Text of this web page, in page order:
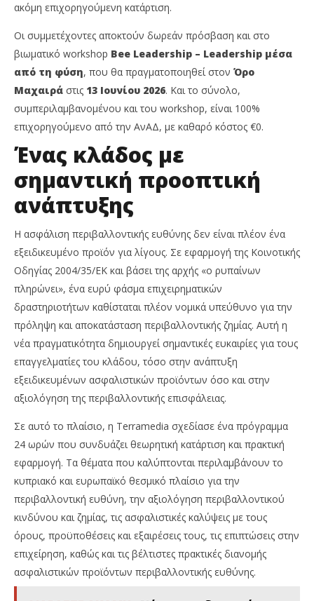
NOW VIEWING
Μοναδική Ευκαιρία από την Terramedia –
Ασφάλιση Περιβαλλοντικής Ευθύνης και Bee
Leadership: Ένα πρόγραμμα που συνδυάζει
εξειδίκευση με ηγεσία
8
Μαΐου,
2026
Cyprus
Insurance
News
Team
ακόμη επιχορηγούμενη κατάρτιση.
Οι συμμετέχοντες αποκτούν δωρεάν πρόσβαση και στο
βιωματικό workshop Bee Leadership – Leadership μέσα
από τη φύση, που θα πραγματοποιηθεί στον Όρο
Μαχαιρά στις 13 Ιουνίου 2026. Και το σύνολο,
συμπεριλαμβανομένου και του workshop, είναι 100%
επιχορηγούμενο από την ΑνΑΔ, με καθαρό κόστος €0.
Ένας κλάδος με
σημαντική προοπτική
ανάπτυξης
Η ασφάλιση περιβαλλοντικής ευθύνης δεν είναι πλέον ένα
εξειδικευμένο προϊόν για λίγους. Σε εφαρμογή της Κοινοτικής
Οδηγίας 2004/35/ΕΚ και βάσει της αρχής «ο ρυπαίνων
πληρώνει», ένα ευρύ φάσμα επιχειρηματικών
δραστηριοτήτων καθίσταται πλέον νομικά υπεύθυνο για την
πρόληψη και αποκατάσταση περιβαλλοντικής ζημίας. Αυτή η
νέα πραγματικότητα δημιουργεί σημαντικές ευκαιρίες για τους
επαγγελματίες του κλάδου, τόσο στην ανάπτυξη
εξειδικευμένων ασφαλιστικών προϊόντων όσο και στην
αξιολόγηση της περιβαλλοντικής επισφάλειας.
Σε αυτό το πλαίσιο, η Terramedia σχεδίασε ένα πρόγραμμα
24 ωρών που συνδυάζει θεωρητική κατάρτιση και πρακτική
εφαρμογή. Τα θέματα που καλύπτονται περιλαμβάνουν το
κυπριακό και ευρωπαϊκό θεσμικό πλαίσιο για την
περιβαλλοντική ευθύνη, την αξιολόγηση περιβαλλοντικού
κινδύνου και ζημίας, τις ασφαλιστικές καλύψεις με τους
όρους, προϋποθέσεις και εξαιρέσεις τους, τις επιπτώσεις στην
επιχείρηση, καθώς και τις βέλτιστες πρακτικές διανομής
ασφαλιστικών προϊόντων περιβαλλοντικής ευθύνης.